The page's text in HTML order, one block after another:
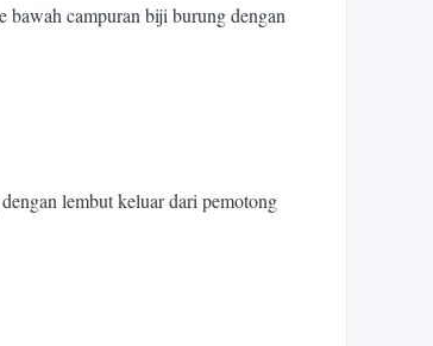
bawah campuran biji burung dengan
lembut keluar dari pemotong